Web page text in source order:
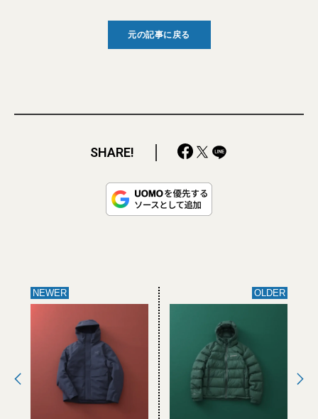
元の記事に戻る
SHARE!
NEWER OLDER